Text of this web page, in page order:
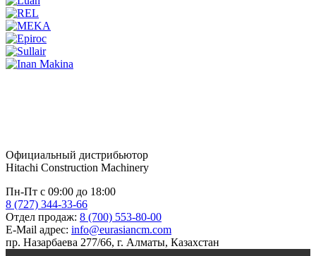
Официальный дистрибьютор
Hitachi Construction Machinery
Пн-Пт с 09:00 до 18:00
8 (727) 344-33-66
Отдел продаж: 8 (700) 553-80-00
E-Mail адрес: info@eurasiancm.com
пр. Назарбаева 277/66, г. Алматы, Казахстан